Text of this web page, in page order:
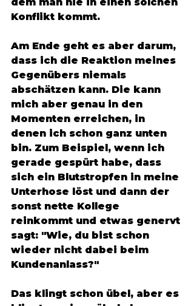
Konflikt kommt.
Am Ende geht es aber darum,
dass ich die Reaktion meines
Gegenübers niemals
abschätzen kann. Die kann
mich aber genau in den
Momenten erreichen, in
denen ich schon ganz unten
bin. Zum Beispiel, wenn ich
gerade gespürt habe, dass
sich ein Blutstropfen in meine
Unterhose löst und dann der
sonst nette Kollege
reinkommt und etwas genervt
sagt: "Wie, du bist schon
wieder nicht dabei beim
Kundenanlass?"
Das klingt schon übel, aber es